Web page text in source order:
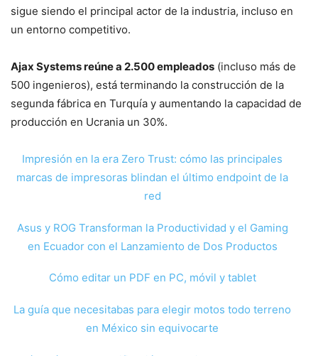
sigue siendo el principal actor de la industria, incluso en
un entorno competitivo.
Ajax Systems reúne a 2.500 empleados (incluso más de
500 ingenieros), está terminando la construcción de la
segunda fábrica en Turquía y aumentando la capacidad de
producción en Ucrania un 30%.
Impresión en la era Zero Trust: cómo las principales
marcas de impresoras blindan el último endpoint de la
red
Asus y ROG Transforman la Productividad y el Gaming
en Ecuador con el Lanzamiento de Dos Productos
Cómo editar un PDF en PC, móvil y tablet
La guía que necesitabas para elegir motos todo terreno
en México sin equivocarte